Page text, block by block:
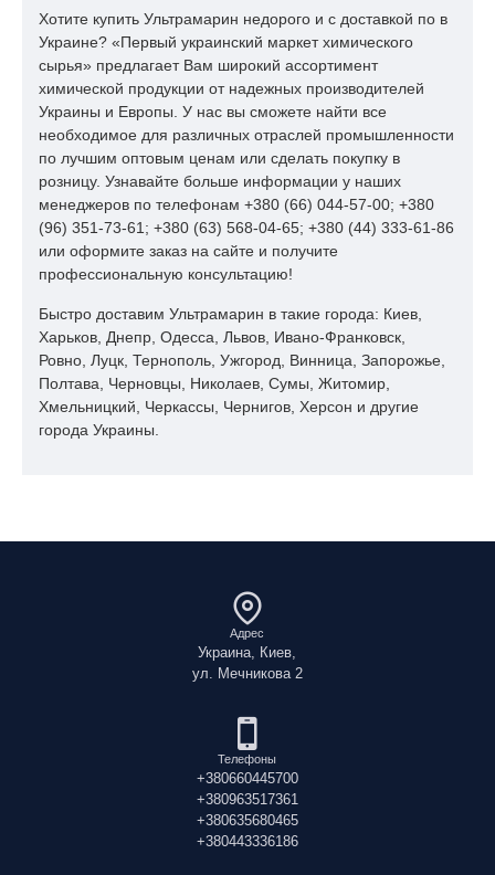
Хотите купить Ультрамарин недорого и с доставкой по в
Украине? «Первый украинский маркет химического
сырья» предлагает Вам широкий ассортимент
химической продукции от надежных производителей
Украины и Европы. У нас вы сможете найти все
необходимое для различных отраслей промышленности
по лучшим оптовым ценам или сделать покупку в
розницу. Узнавайте больше информации у наших
менеджеров по телефонам +380 (66) 044-57-00; +380
(96) 351-73-61; +380 (63) 568-04-65; +380 (44) 333-61-86
или оформите заказ на сайте и получите
профессиональную консультацию!
Быстро доставим Ультрамарин в такие города: Киев,
Харьков, Днепр, Одесса, Львов, Ивано-Франковск,
Ровно, Луцк, Тернополь, Ужгород, Винница, Запорожье,
Полтава, Черновцы, Николаев, Сумы, Житомир,
Хмельницкий, Черкассы, Чернигов, Херсон и другие
города Украины.
Адрес
Украина, Киев,
ул. Мечникова 2
Телефоны
+380660445700
+380963517361
+380635680465
+380443336186